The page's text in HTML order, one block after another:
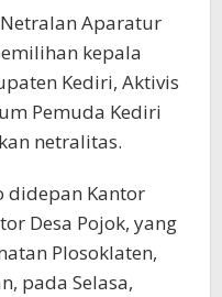
Aparatur
kepala
Kediri, Aktivis
Pemuda Kediri
netralitas.
didepan Kantor
Desa Pojok, yang
Plosoklaten,
pada Selasa,